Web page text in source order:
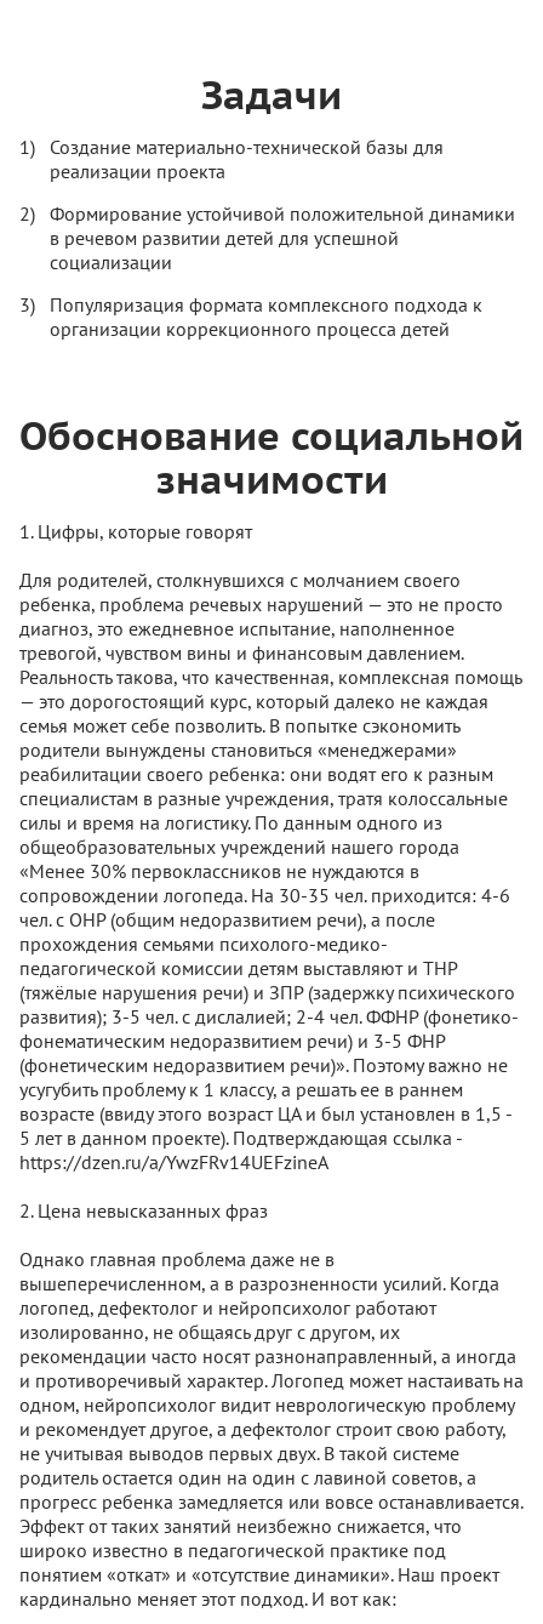
Задачи
Создание материально-технической базы для
реализации проекта
Формирование устойчивой положительной динамики
в речевом развитии детей для успешной
социализации
Популяризация формата комплексного подхода к
организации коррекционного процесса детей
Обоснование социальной
значимости
1. Цифры, которые говорят
Для родителей, столкнувшихся с молчанием своего
ребенка, проблема речевых нарушений — это не просто
диагноз, это ежедневное испытание, наполненное
тревогой, чувством вины и финансовым давлением.
Реальность такова, что качественная, комплексная помощь
— это дорогостоящий курс, который далеко не каждая
семья может себе позволить. В попытке сэкономить
родители вынуждены становиться «менеджерами»
реабилитации своего ребенка: они водят его к разным
специалистам в разные учреждения, тратя колоссальные
силы и время на логистику. По данным одного из
общеобразовательных учреждений нашего города
«Менее 30% первоклассников не нуждаются в
сопровождении логопеда. На 30-35 чел. приходится: 4-6
чел. с ОНР (общим недоразвитием речи), а после
прохождения семьями психолого-медико-
педагогической комиссии детям выставляют и ТНР
(тяжёлые нарушения речи) и ЗПР (задержку психического
развития); 3-5 чел. с дислалией; 2-4 чел. ФФНР (фонетико-
фонематическим недоразвитием речи) и 3-5 ФНР
(фонетическим недоразвитием речи)». Поэтому важно не
усугубить проблему к 1 классу, а решать ее в раннем
возрасте (ввиду этого возраст ЦА и был установлен в 1,5 -
5 лет в данном проекте). Подтверждающая ссылка -
https://dzen.ru/a/YwzFRv14UEFzineA
2. Цена невысказанных фраз
Однако главная проблема даже не в
вышеперечисленном, а в разрозненности усилий. Когда
логопед, дефектолог и нейропсихолог работают
изолированно, не общаясь друг с другом, их
рекомендации часто носят разнонаправленный, а иногда
и противоречивый характер. Логопед может настаивать на
одном, нейропсихолог видит неврологическую проблему
и рекомендует другое, а дефектолог строит свою работу,
не учитывая выводов первых двух. В такой системе
родитель остается один на один с лавиной советов, а
прогресс ребенка замедляется или вовсе останавливается.
Эффект от таких занятий неизбежно снижается, что
широко известно в педагогической практике под
понятием «откат» и «отсутствие динамики». Наш проект
кардинально меняет этот подход. И вот как: